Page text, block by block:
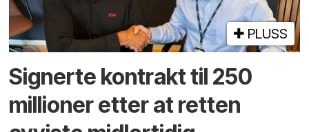
PLUSS
Signerte kontrakt til 250
millioner etter at retten